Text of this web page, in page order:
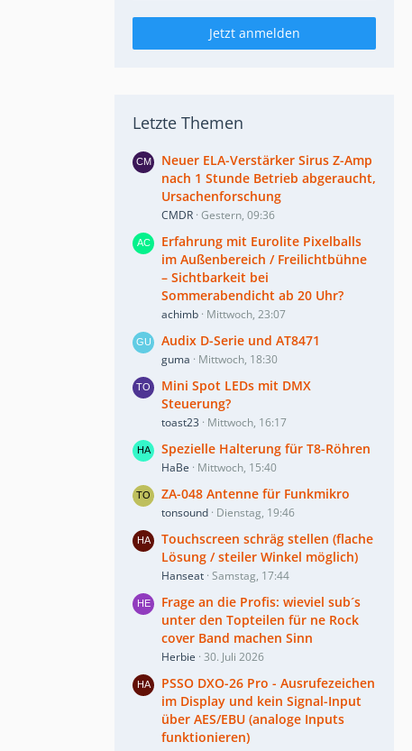
Jetzt anmelden
Letzte Themen
Neuer ELA-Verstärker Sirus Z-Amp
nach 1 Stunde Betrieb abgeraucht,
Ursachenforschung
CMDR Gestern, 09:36
Erfahrung mit Eurolite Pixelballs
im Außenbereich / Freilichtbühne
– Sichtbarkeit bei
Sommerabendicht ab 20 Uhr?
achimb Mittwoch, 23:07
Audix D-Serie und AT8471
guma Mittwoch, 18:30
Mini Spot LEDs mit DMX
Steuerung?
toast23 Mittwoch, 16:17
Spezielle Halterung für T8-Röhren
HaBe Mittwoch, 15:40
ZA-048 Antenne für Funkmikro
tonsound Dienstag, 19:46
Touchscreen schräg stellen (flache
Lösung / steiler Winkel möglich)
Hanseat Samstag, 17:44
Frage an die Profis: wieviel sub´s
unter den Topteilen für ne Rock
cover Band machen Sinn
Herbie 30. Juli 2026
PSSO DXO-26 Pro - Ausrufezeichen
im Display und kein Signal-Input
über AES/EBU (analoge Inputs
funktionieren)